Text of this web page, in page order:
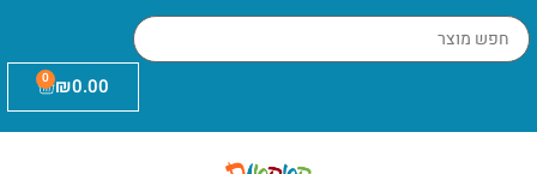
₪0.00
0